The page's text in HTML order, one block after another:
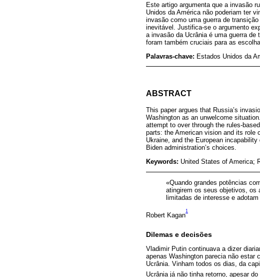
Este artigo argumenta que a invasão
Unidos da América não poderiam ter
invasão como uma guerra de
inevitável. Justifica-se o argumento
a invasão da Ucrânia é uma guerra
foram também cruciais para as
Palavras-chave: Estados Unidos da
ABSTRACT
This paper argues that Russia’s
Washington as an unwelcome
attempt to over through the rules-
parts: the American vision and its role
Ukraine, and the European
Biden administration’s choices.
Keywords: United States of America;
«Quando grandes potências
atingirem os seus objetivos, os
limitadas de interesse e
Robert Kagan
1
Dilemas e decisões
Vladimir Putin continuava a dizer
apenas Washington parecia não estar
Ucrânia. Vinham todos os dias, da
Ucrânia já não tinha retorno, apesar